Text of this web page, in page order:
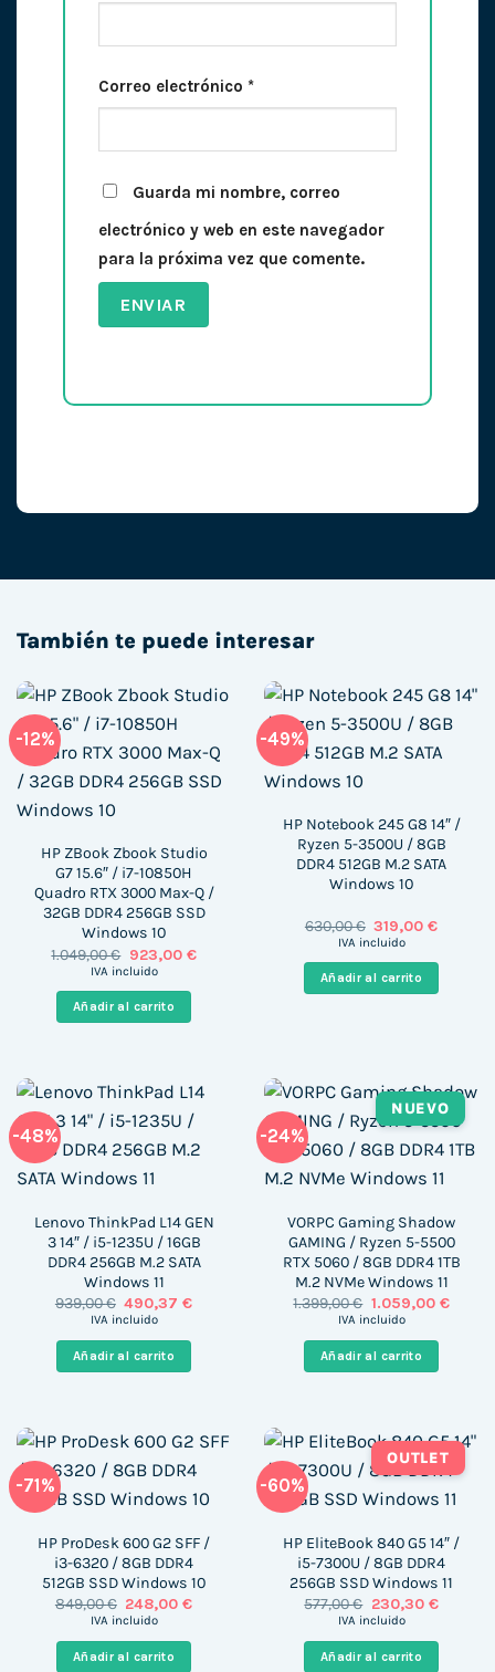
Correo electrónico *
Guarda mi nombre, correo
electrónico y web en este navegador
para la próxima vez que comente.
También te puede interesar
-12%
HP ZBook Zbook Studio
G7 15.6″ / i7-10850H
Quadro RTX 3000 Max-Q /
32GB DDR4 256GB SSD
Windows 10
1.049,00€ El
precio
era:
1.049,00 €.
923,00 €El
IVA incluido
Añadir al carrito
-49%
HP Notebook 245 G8 14″ /
Ryzen 5-3500U / 8GB
DDR4 512GB M.2 SATA
Windows 10
630,00€ El
precio
era:
630,00 €.
319,00€El
es:
319,00
IVA incluido
Añadir al carrito
-48%
Lenovo ThinkPad L14 GEN
3 14″ / i5-1235U / 16GB
DDR4 256GB M.2 SATA
Windows 11
939,00€ El
precio
era:
939,00 €.
490,37€El
IVA incluido
Añadir al carrito
-24%
NUEVO
VORPC Gaming Shadow
GAMING / Ryzen 5-5500
RTX 5060 / 8GB DDR4 1TB
M.2 NVMe Windows 11
1.399,00€ El
precio
era:
1.399,00 €.
1.059,00 €El
IVA incluido
Añadir al carrito
-71%
HP ProDesk 600 G2 SFF /
i3-6320 / 8GB DDR4
512GB SSD Windows 10
849,00€ El
precio
era:
849,00 €.
248,00€El
IVA incluido
Añadir al carrito
-60%
OUTLET
HP EliteBook 840 G5 14″ /
i5-7300U / 8GB DDR4
256GB SSD Windows 11
577,00€ El
precio
era:
577,00 €.
230,30 €El
es:
IVA incluido
Añadir al carrito